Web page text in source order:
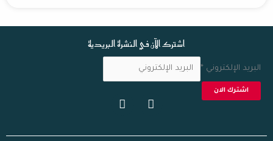
اشترك الآن في النشرة البريدية
البريد الإلكتروني *
اشترك الان
F
a
I
n